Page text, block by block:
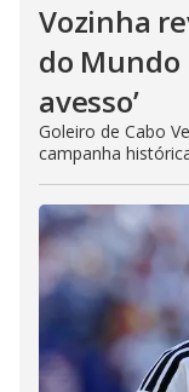
Vozinha
do Mundo
avesso’
Goleiro de Cabo
campanha